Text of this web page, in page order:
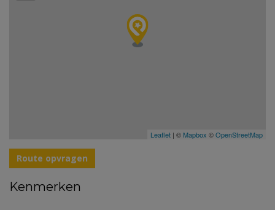
Leaflet | © Mapbox ©OpenStreetMap
Route opvragen
Kenmerken